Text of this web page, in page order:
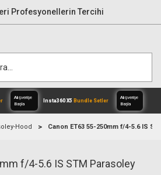
Profesyonellerin Tercihi
IIIBundle Setler
Alışverişe
Hood Canon ET63 55-250mm f/4-5.6 IS
f/4-5.6 IS STM Parasoley